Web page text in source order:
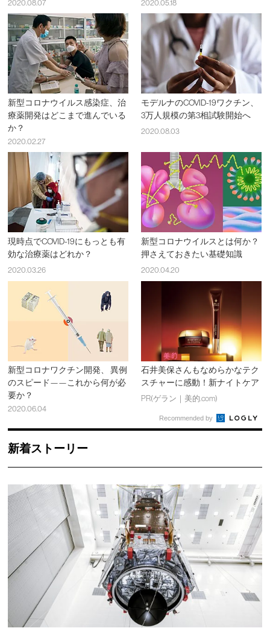
2020.08.07 2020.05.18
新型コロナウイルス感染症、治
療薬開発はどこまで進んでいる
か？
2020.02.27
モデルナのCOVID-19ワクチン、
3万人規模の第3相試験開始へ
2020.08.03
現時点でCOVID-19にもっとも有
効な治療薬はどれか？
2020.03.26
新型コロナウイルスとは何か？
押さえておきたい基礎知識
2020.04.20
新型コロナワクチン開発、 異例
のスピード——これから何が必
要か？
2020.06.04
石井美保さんもなめらかなテク
スチャーに感動！新ナイトケア
PR(ゲラン｜美的.com)
Recommended by
新着ストーリー